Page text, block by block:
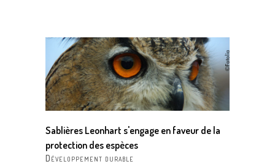
Sablières Leonhart s'engage en faveur de la
protection des espèces
Développement durable